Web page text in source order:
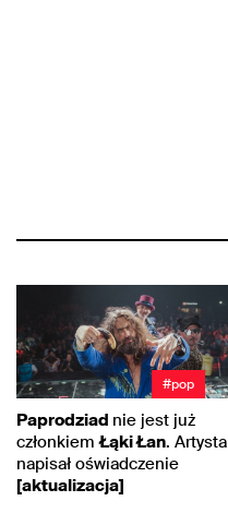
#pop
Paprodziad nie jest już
członkiemŁąki Łan. Artysta
napisał oświadczenie
[aktualizacja]